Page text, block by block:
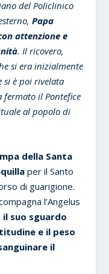
del Policlinico
Papa
attenzione e
. Il ricovero,
si era inizialmente
si è poi rivelata
fermato il Pontefice
al popolo di
della Santa
per il Santo
di guarigione.
l’Angelus
il suo sguardo
e il peso
il